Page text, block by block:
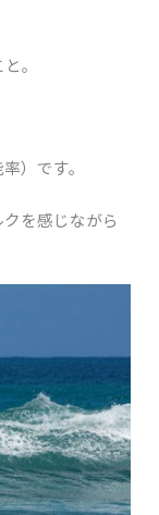
。
）です。
を感じながら